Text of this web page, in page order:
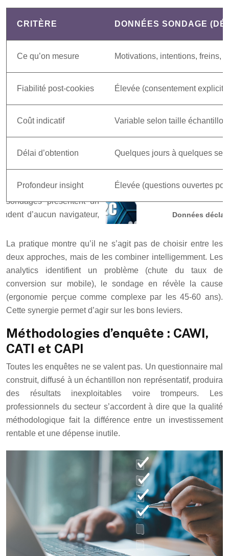
Données
CRITÈRE DONNÉES SONDAGE
Ce qu’on mesure Motivations, intentions, freins,
Fiabilité post-cookies Élevée (consentement
Coût indicatif Variable selon taille échantillon
Délai d’obtention Quelques jours à quelques
Profondeur insight Élevée (questions ouvertes
La pratique montre qu’il ne s’agit pas de choisir entre les
deux approches, mais de les combiner intelligemment. Les
analytics identifient un problème (chute du taux de
conversion sur mobile), le sondage en révèle la cause
(ergonomie perçue comme complexe par les 45-60 ans).
Cette synergie permet d’agir sur les bons leviers.
Méthodologies d’enquête : CAWI,
CATI et CAPI
Toutes les enquêtes ne se valent pas. Un questionnaire mal
construit, diffusé à un échantillon non représentatif, produira
des résultats inexploitables voire trompeurs. Les
professionnels du secteur s’accordent à dire que la qualité
méthodologique fait la différence entre un investissement
rentable et une dépense inutile.